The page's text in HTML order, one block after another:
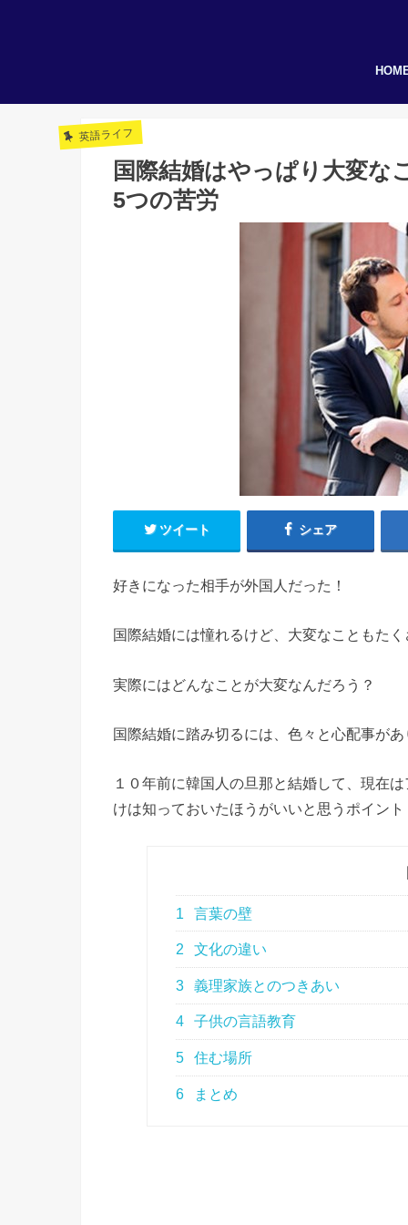
英語ライフ
国際結婚はやっぱり大変な
5つの苦労
ツイート シェア
好きになった相手が外国人だった！
国際結婚には憧れるけど、大変なこともた
実際にはどんなことが大変なんだろう？
国際結婚に踏み切るには、色々と心配事が
１０年前に韓国人の旦那と結婚して、現在
けは知っておいたほうがいいと思うポイン
1 言葉の壁
2 文化の違い
3 義理家族とのつきあい
4 子供の言語教育
5 住む場所
6 まとめ